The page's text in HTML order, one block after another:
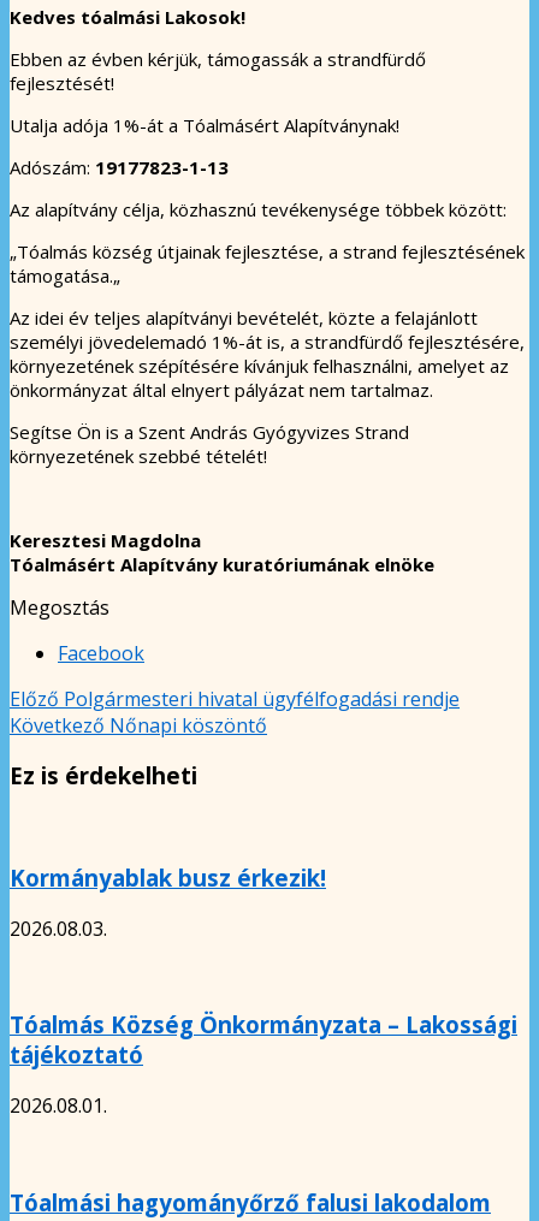
Kedves tóalmási Lakosok!
Ebben az évben kérjük, támogassák a strandfürdő
fejlesztését!
Utalja adója 1%-át a Tóalmásért Alapítványnak!
Adószám: 19177823-1-13
Az alapítvány célja, közhasznú tevékenysége többek között:
„Tóalmás község útjainak fejlesztése, a strand fejlesztésének
támogatása.„
Az idei év teljes alapítványi bevételét, közte a felajánlott
személyi jövedelemadó 1%-át is, a strandfürdő fejlesztésére,
környezetének szépítésére kívánjuk felhasználni, amelyet az
önkormányzat által elnyert pályázat nem tartalmaz.
Segítse Ön is a Szent András Gyógyvizes Strand
környezetének szebbé tételét!
Keresztesi Magdolna
Tóalmásért Alapítvány kuratóriumának elnöke
Megosztás
Facebook
Előző Polgármesteri hivatal ügyfélfogadási rendje
Következő Nőnapi köszöntő
Ez is érdekelheti
Kormányablak busz érkezik!
2026.08.03.
Tóalmás Község Önkormányzata – Lakossági
tájékoztató
2026.08.01.
Tóalmási hagyományőrző falusi lakodalom